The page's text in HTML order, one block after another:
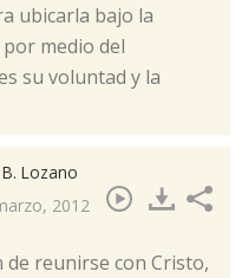
ubicarla bajo la
medio del
su voluntad y la
B. Lozano
2012
de reunirse con Cristo,